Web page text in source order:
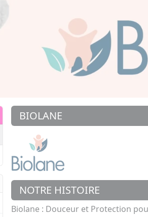
BIOLANE
NOTRE HISTOIRE
Biolane : Douceur et Protection